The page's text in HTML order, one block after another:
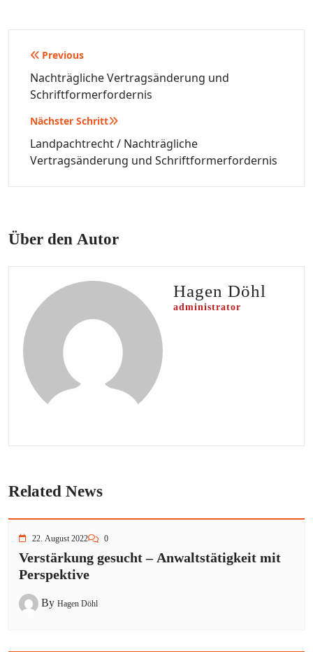
Beitragsnavigation
Previous
Nachträgliche Vertragsänderung und
Schriftformerfordernis
Nächster Schritt
Landpachtrecht / Nachträgliche
Vertragsänderung und Schriftformerfordernis
Über den Autor
Hagen Döhl
administrator
Related News
22. August 2022 0
Verstärkung gesucht – Anwaltstätigkeit mit
Perspektive
By Hagen Döhl